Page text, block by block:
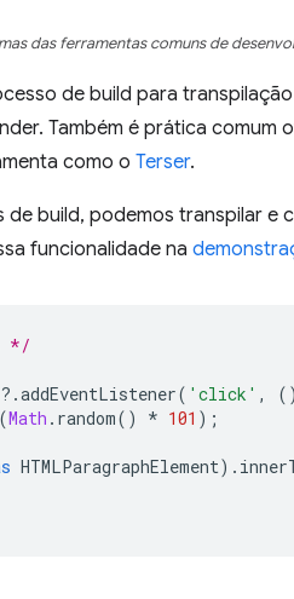
das ferramentas comuns de
de build para
Também é prática comum
como o Terser.
build, podemos transpilar e
funcionalidade na
*/
? .addEventListener( 'click' , ()
(Math . random() * 101 );
HTMLParagraphElement).